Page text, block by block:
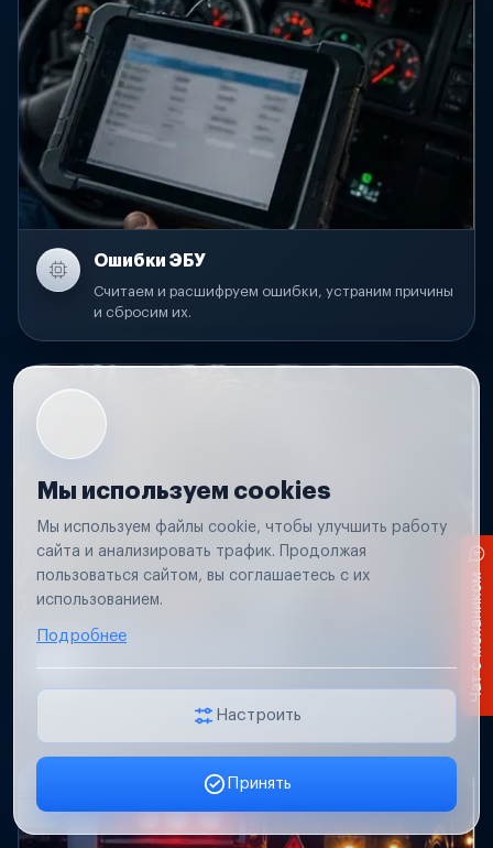
Ошибки ЭБУ
Считаем и расшифруем ошибки, устраним причины
и сбросим их.
проводку и защиту цепей.
Мы используем cookies
Мы используем файлы cookie, чтобы улучшить работу
сайта и анализировать трафик. Продолжая
пользоваться сайтом, вы соглашаетесь с их
использованием.
Подробнее
Настроить
Принять
Чат с механиком